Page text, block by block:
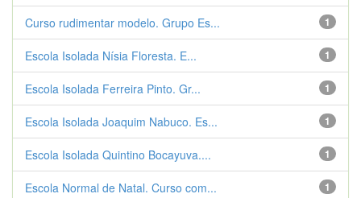
1
Curso rudimentar modelo. Grupo Es...
1
Escola Isolada Nísia Floresta. E...
1
Escola Isolada Ferreira Pinto. Gr...
1
Escola Isolada Joaquim Nabuco. Es...
1
Escola Isolada Quintino Bocayuva....
1
Escola Normal de Natal. Curso com...